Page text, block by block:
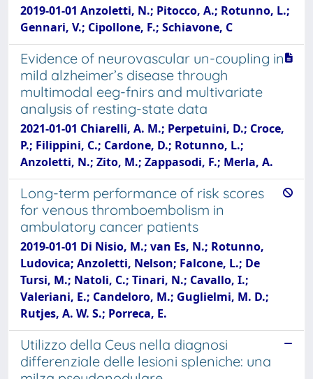
2019-01-01 Anzoletti, N.; Pitocco, A.; Rotunno, L.;
Gennari, V.; Cipollone, F.; Schiavone, C
Evidence of neurovascular un-coupling in
mild alzheimer’s disease through
multimodal eeg-fnirs and multivariate
analysis of resting-state data
2021-01-01 Chiarelli, A. M.; Perpetuini, D.; Croce,
P.; Filippini, C.; Cardone, D.; Rotunno, L.;
Anzoletti, N.; Zito, M.; Zappasodi, F.; Merla, A.
Long-term performance of risk scores
for venous thromboembolism in
ambulatory cancer patients
2019-01-01 Di Nisio, M.; van Es, N.; Rotunno,
Ludovica; Anzoletti, Nelson; Falcone, L.; De
Tursi, M.; Natoli, C.; Tinari, N.; Cavallo, I.;
Valeriani, E.; Candeloro, M.; Guglielmi, M. D.;
Rutjes, A. W. S.; Porreca, E.
Utilizzo della Ceus nella diagnosi
differenziale delle lesioni spleniche: una